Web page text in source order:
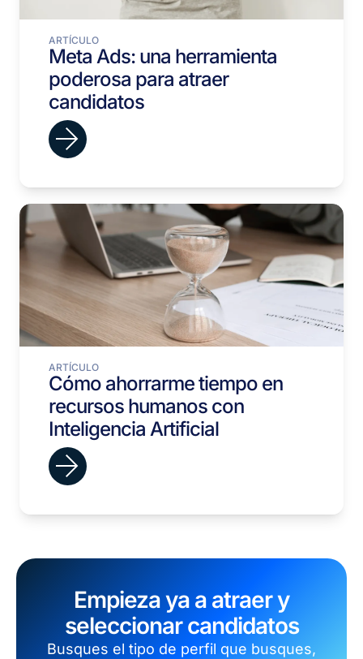
ARTÍCULO
Meta Ads: una herramienta
poderosa para atraer
candidatos
ARTÍCULO
Cómo ahorrarme tiempo en
recursos humanos con
Inteligencia Artificial
Empieza ya a atraer y
seleccionar candidatos
Busques el tipo de perfil que busques,